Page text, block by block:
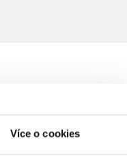
Více o cookies